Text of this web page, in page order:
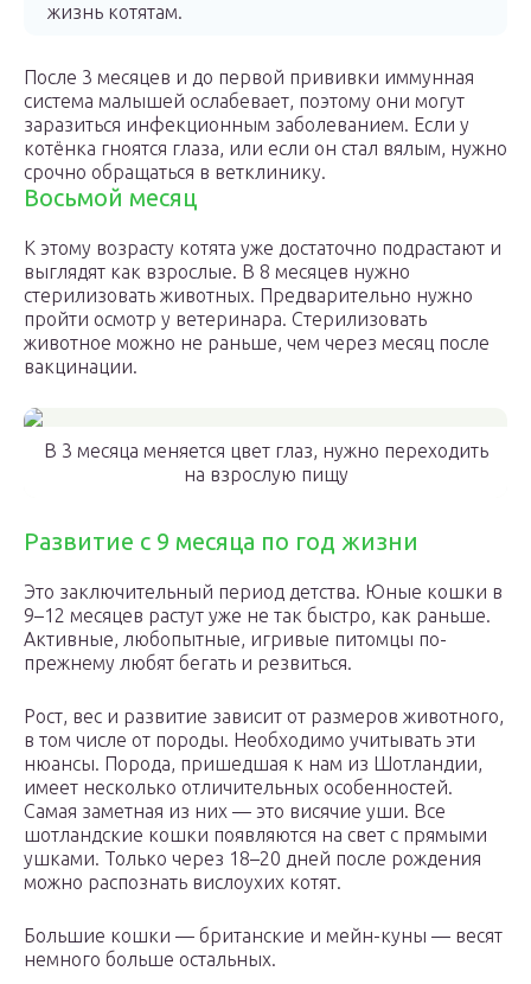
жизнь котятам.
После 3 месяцев и до первой прививки иммунная
система малышей ослабевает, поэтому они могут
заразиться инфекционным заболеванием. Если у
котёнка гноятся глаза, или если он стал вялым, нужно
срочно обращаться в ветклинику.
Восьмой месяц
К этому возрасту котята уже достаточно подрастают и
выглядят как взрослые. В 8 месяцев нужно
стерилизовать животных. Предварительно нужно
пройти осмотр у ветеринара. Стерилизовать
животное можно не раньше, чем через месяц после
вакцинации.
В 3 месяца меняется цвет глаз, нужно переходить
на взрослую пищу
Развитие с 9 месяца по год жизни
Это заключительный период детства. Юные кошки в
9–12 месяцев растут уже не так быстро, как раньше.
Активные, любопытные, игривые питомцы по-
прежнему любят бегать и резвиться.
Рост, вес и развитие зависит от размеров животного,
в том числе от породы. Необходимо учитывать эти
нюансы. Порода, пришедшая к нам из Шотландии,
имеет несколько отличительных особенностей.
Самая заметная из них — это висячие уши. Все
шотландские кошки появляются на свет с прямыми
ушками. Только через 18–20 дней после рождения
можно распознать вислоухих котят.
Большие кошки — британские и мейн-куны — весят
немного больше остальных.